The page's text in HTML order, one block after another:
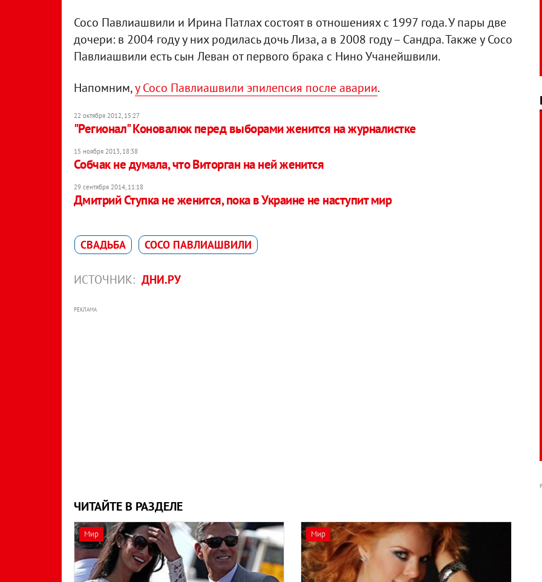
Сосо Павлиашвили и Ирина Патлах состоят в отношениях с 1997 года. У пары две
дочери: в 2004 году у них родилась дочь Лиза, а в 2008 году – Сандра. Также у Сосо
Павлиашвили есть сын Леван от первого брака с Нино Учанейшвили.
Напомним,у Сосо Павлиашвили эпилепсия после аварии.
22 октября 2012, 15:27
"Регионал" Коновалюк перед выборами женится на журналистке
15 ноября 2013, 18:38
Собчак не думала, что Виторган на ней женится
29 сентября 2014, 11:18
Дмитрий Ступка не женится, пока в Украине не наступит мир
СВАДЬБА СОСО ПАВЛИАШВИЛИ
ИСТОЧНИК: ДНИ.РУ
РЕКЛАМА
ЧИТАЙТЕ В РАЗДЕЛЕ
Мир Мир